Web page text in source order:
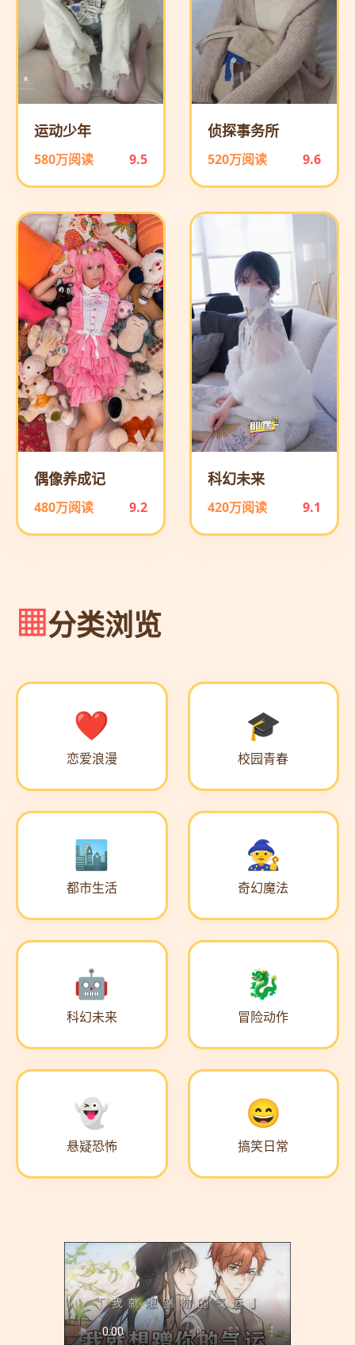
运动少年
580万阅读 9.5
侦探事务所
520万阅读 9.6
偶像养成记
480万阅读 9.2
科幻未来
420万阅读 9.1
分类浏览
恋爱浪漫 校园青春
都市生活 奇幻魔法
科幻未来 冒险动作
悬疑恐怖 搞笑日常